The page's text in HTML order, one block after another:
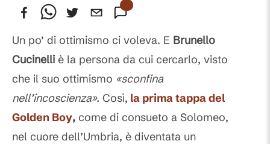
Un po’ di ottimismo ci voleva. E Brunello
Cucinelli è la persona da cui cercarlo, visto
che il suo ottimismo «sconfina
nell’incoscienza». Così, la prima tappa del
Golden Boy, come di consueto a Solomeo,
nel cuore dell’Umbria, è diventata un